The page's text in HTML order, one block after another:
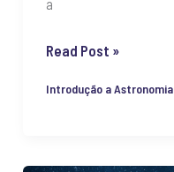
Read Post »
Introdução a Astronomia